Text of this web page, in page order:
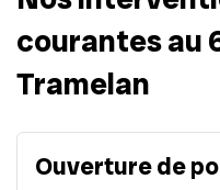
courantes au
Tramelan
Ouverture de